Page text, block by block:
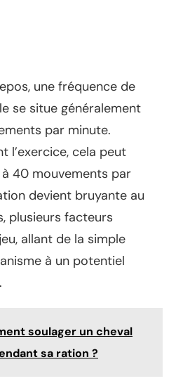
une fréquence de
se situe généralement
par minute.
l’exercice, cela peut
40 mouvements par
devient bruyante au
plusieurs facteurs
allant de la simple
à un potentiel
soulager un cheval
sa ration ?